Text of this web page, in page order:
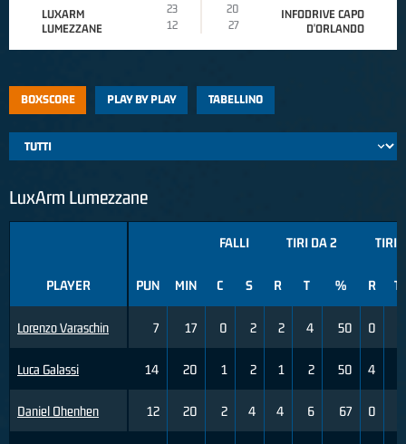
LUXARM
LUMEZZANE
23
20
12
27
INFODRIVE CAPO
D'ORLANDO
BOXSCORE PLAY BY PLAY TABELLINO
LuxArm Lumezzane
PLAYER
Lorenzo Varaschin
Luca Galassi
Daniel Ohenhen
FALLI TIRI DA 2 TIRI
PUN MIN C S R T % R T
7 17 0 2 2 4 50 0
14 20 1 2 1 2 50 4
12 20 2 4 4 6 67 0